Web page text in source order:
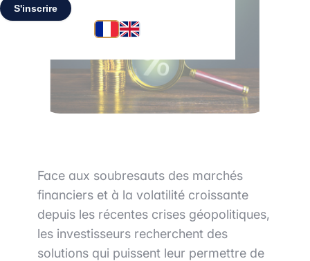
S'inscrire
Face aux soubresauts des marchés
financiers et à la volatilité croissante
depuis les récentes crises géopolitiques,
les investisseurs recherchent des
solutions qui puissent leur permettre de